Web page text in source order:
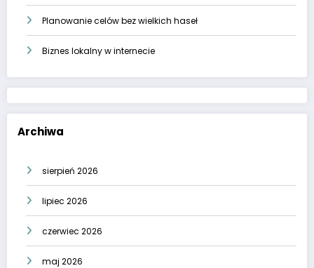
Planowanie celów bez wielkich haseł
Biznes lokalny w internecie
Archiwa
sierpień 2026
lipiec 2026
czerwiec 2026
maj 2026